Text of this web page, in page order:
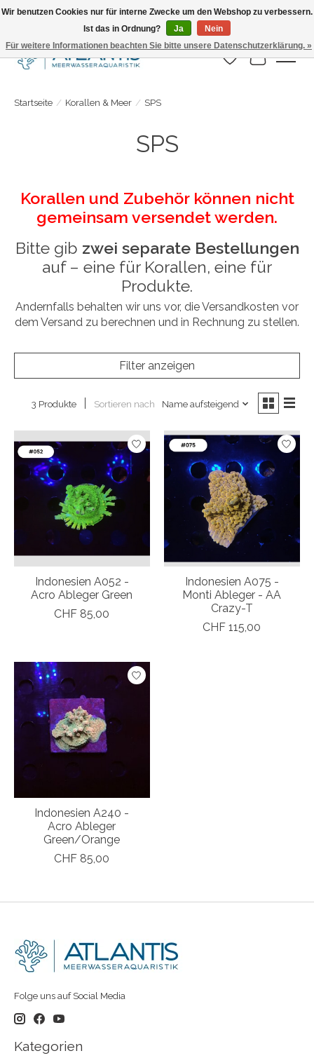
Täglicher Versand. Bestelle bis 15.00 Uhr
Wunschzettel
Ihr
Startseite / Korallen & Meer / SPS
SPS
Korallen und Zubehör können nicht
gemeinsam versendet werden.
Bitte gib zwei separate Bestellungen
auf – eine für Korallen, eine für
Produkte.
Andernfalls behalten wir uns vor, die Versandkosten vor
dem Versand zu berechnen und in Rechnung zu stellen.
Filter anzeigen
3 Produkte Sortieren nach Name aufsteigend
Indonesien A052 -
Acro Ableger Green
CHF 85,00
Indonesien A075 -
Monti Ableger - AA
Crazy-T
CHF 115,00
Indonesien A240 -
Acro Ableger
Green/Orange
CHF 85,00
Folge uns auf Social Media
Kategorien
Wir benutzen Cookies nur für interne Zwecke um den Webshop zu verbessern.
Ist das in Ordnung?
Ja
Nein
Für weitere Informationen beachten Sie bitte unsere Datenschutzerklärung. »